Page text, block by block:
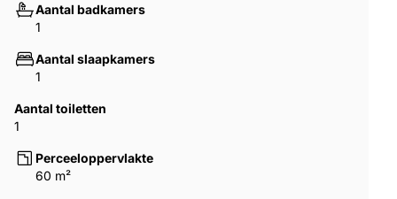
Aantal badkamers
1
Aantal slaapkamers
1
Aantal toiletten
1
Perceeloppervlakte
60 m²